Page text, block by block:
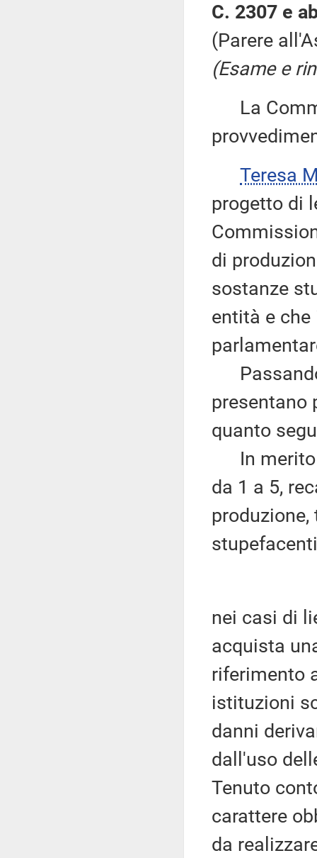
C. 2307 e
(Parere
(Esame e
La
Teresa
progetto di
di
sostanze
entità e
presentano
quanto
In merito
da 1 a 5,
nei casi di
acquista
riferimento
istituzioni
danni
dall'uso
Tenuto
carattere
da